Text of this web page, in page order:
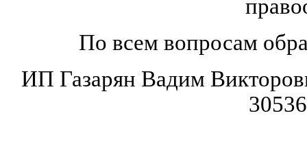
По всем вопросам
ИП Газарян Вадим